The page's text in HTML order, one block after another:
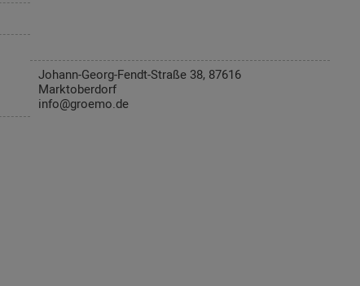
Johann-Georg-Fendt-Straße 38, 87616
Marktoberdorf
info@groemo.de